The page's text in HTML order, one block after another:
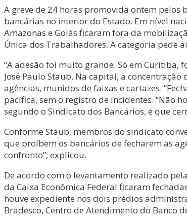
A greve de 24 horas promovida ontem pelos
bancárias no interior do Estado. Em nível
Amazonas e Goiás ficaram fora da
Única dos Trabalhadores. A categoria pede
“A adesão foi muito grande. Só em Curitiba,
José Paulo Staub. Na capital, a
agências, munidos de faixas e cartazes.
pacífica, sem o registro de incidentes. “Não
segundo o Sindicato dos Bancários, é que
Conforme Staub, membros do sindicato
que proíbem os bancários de fecharem as
confronto”, explicou.
De acordo com o levantamento realizado
da Caixa Econômica Federal ficaram
houve expediente nos dois prédios
Bradesco, Centro de Atendimento do Banco